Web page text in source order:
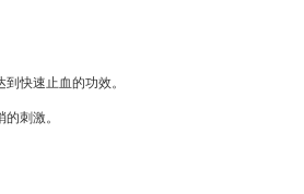
快速止血的功效。
刺激。